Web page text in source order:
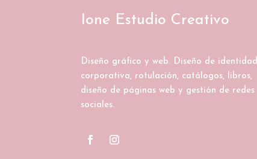
Ione Estudio Creativo
Diseño gráfico y web. Diseño de identidad
corporativa, rotulación, catálogos, libros,
diseño de páginas web y gestión de redes
sociales.